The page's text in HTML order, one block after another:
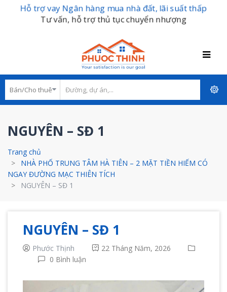
Hỗ trợ vay Ngân hàng mua nhà đất, lãi suất thấp
Tư vấn, hỗ trợ thủ tục chuyển nhượng
NGUYÊN – SĐ 1
Trang chủ
NHÀ PHỐ TRUNG TÂM HÀ TIÊN – 2 MẶT TIỀN HIẾM CÓ
NGAY ĐƯỜNG MẠC THIÊN TÍCH
NGUYÊN – SĐ 1
NGUYÊN – SĐ 1
Phước Thịnh
22 Tháng Năm, 2026
0 Bình luận